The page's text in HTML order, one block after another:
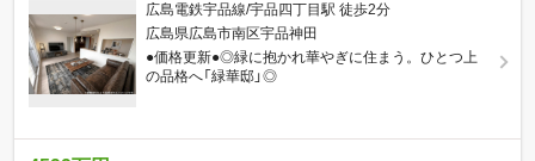
広島電鉄宇品線/宇品四丁目駅 徒歩2分
広島県広島市南区宇品神田
●価格更新●◎緑に抱かれ華やぎに住まう。ひとつ上
の品格へ「緑華邸」◎